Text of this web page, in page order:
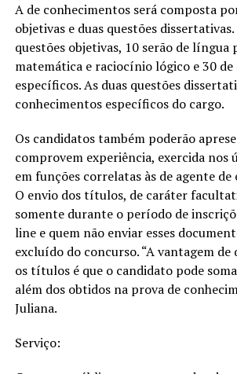
A de conhecimentos será composta
objetivas e duas questões
questões objetivas, 10 serão de língua
matemática e raciocínio lógico e 30
específicos. As duas questões
conhecimentos específicos do cargo.
Os candidatos também poderão
comprovem experiência, exercida nos
em funções correlatas às de agente
O envio dos títulos, de caráter
somente durante o período de
line e quem não enviar esses
excluído do concurso. “A vantagem
os títulos é que o candidato pode
além dos obtidos na prova de
Juliana.
Serviço: